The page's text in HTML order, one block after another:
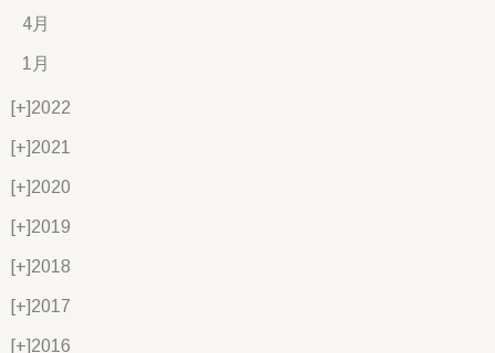
4月
1月
[+]2022
[+]2021
[+]2020
[+]2019
[+]2018
[+]2017
[+]2016